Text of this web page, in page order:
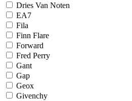
Dries Van Noten
EA7
Fila
Finn Flare
Forward
Fred Perry
Gant
Gap
Geox
Givenchy